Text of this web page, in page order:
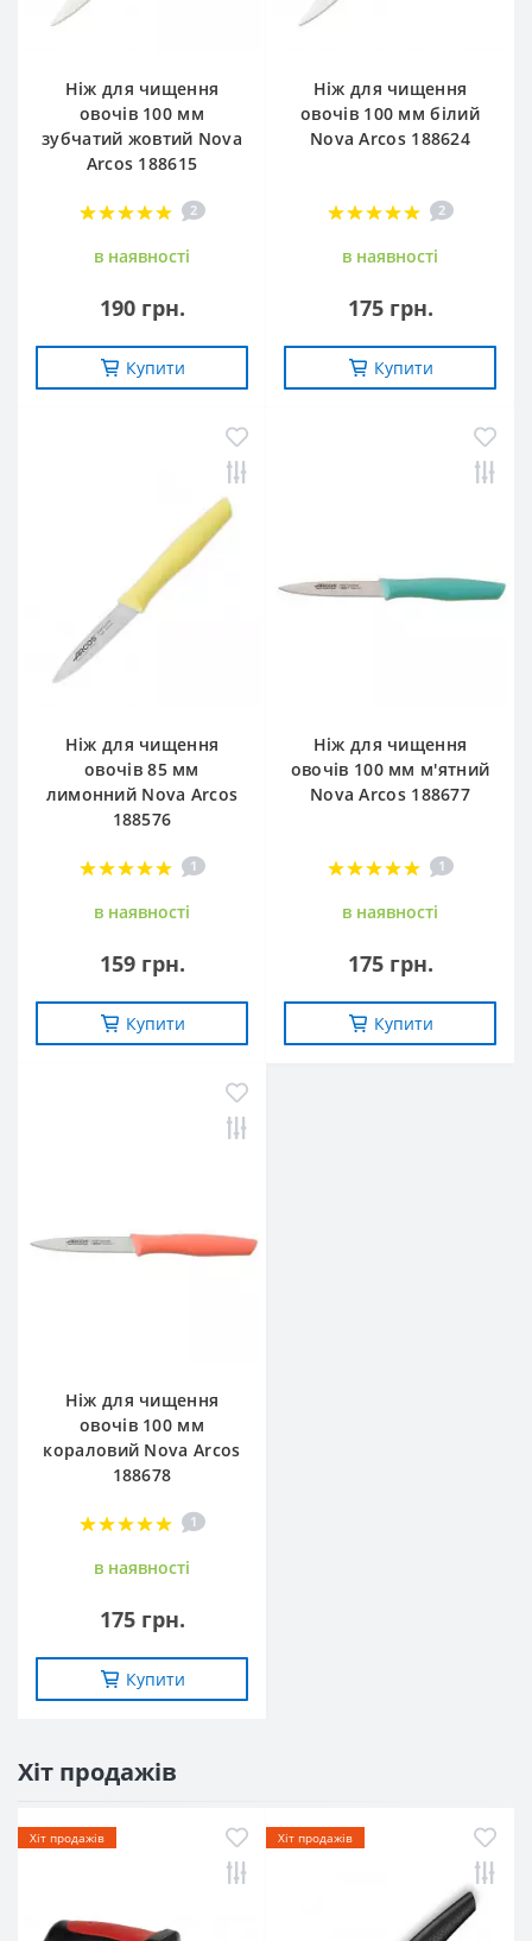
Ніж для чищення
овочів 100 мм
зубчатий жовтий Nova
Arcos 188615
2
в наявностi
190 грн.
Купити
Ніж для чищення
овочів 100 мм білий
Nova Arcos 188624
2
в наявностi
175 грн.
Купити
Ніж для чищення
овочів 85 мм
лимонний Nova Arcos
188576
1
в наявностi
159 грн.
Купити
Ніж для чищення
овочів 100 мм м'ятний
Nova Arcos 188677
1
в наявностi
175 грн.
Купити
Ніж для чищення
овочів 100 мм
кораловий Nova Arcos
188678
1
в наявностi
175 грн.
Купити
Хіт продажів
Хіт продажів Хіт продажів